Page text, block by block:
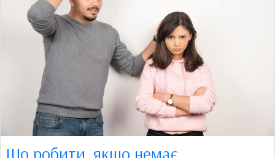
Що робити, якщо немає